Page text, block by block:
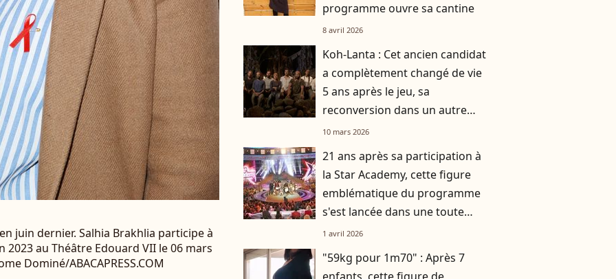
juin dernier. Salhia Brakhlia participe à
au Théâtre Edouard VII le 06 mars
Dominé/ABACAPRESS.COM
programme ouvre sa cantine
8 avril 2026
Koh-Lanta : Cet ancien candidat
a complètement changé de vie
5 ans après le jeu, sa
reconversion dans un autre
domaine
10 mars 2026
21 ans après sa participation à
la Star Academy, cette figure
emblématique du programme
s'est lancée dans une toute
autre activité
1 avril 2026
"59kg pour 1m70" : Après 7